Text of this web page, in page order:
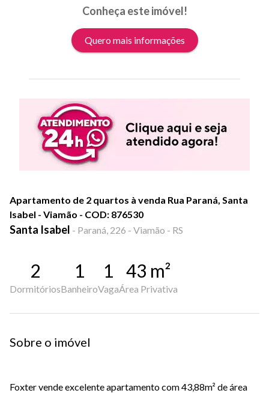
Conheça este imóvel!
Quero mais informações
Apartamento de 2 quartos à venda Rua Paraná, Santa
Isabel - Viamão - COD: 876530
Santa Isabel - Paraná, 226 - Viamão - RS
2
Dormitórios
1
Banheiro
1
Vaga
43 m²
Área Privativa
Sobre o imóvel
Foxter vende excelente apartamento com 43,88m² de área